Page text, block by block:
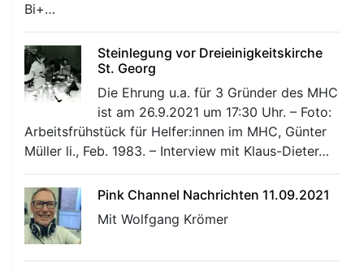
Bi+…
Steinlegung vor Dreieinigkeitskirche
St. Georg
Die Ehrung u.a. für 3 Gründer des MHC
ist am 26.9.2021 um 17:30 Uhr. – Foto:
Arbeitsfrühstück für Helfer:innen im MHC, Günter
Müller li., Feb. 1983. – Interview mit Klaus-Dieter…
Pink Channel Nachrichten 11.09.2021
Mit Wolfgang Krömer